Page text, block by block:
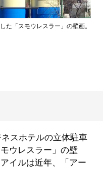
た「スモウレスラー」の壁画。
スホテルの立体駐車
ウレスラー」の壁
イルは近年、「アー